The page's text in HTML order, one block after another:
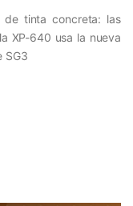
de tinta concreta: las
XP-640 usa la nueva
SG3